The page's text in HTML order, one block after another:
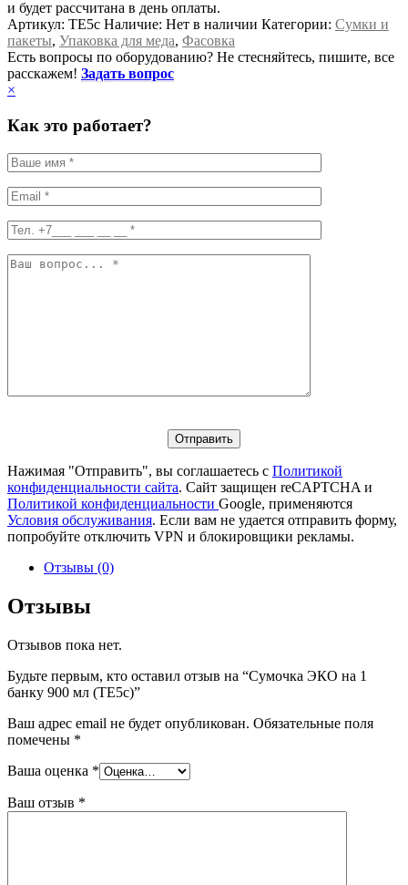
и будет рассчитана в день оплаты.
Артикул: TE5c Наличие: Нет в наличии Категории: Сумки и
пакеты, Упаковка для меда, Фасовка
Есть вопросы по оборудованию? Не стесняйтесь, пишите, все
расскажем! Задать вопрос
×
Как это работает?
Нажимая "Отправить", вы соглашаетесь с Политикой
конфиденциальности сайта. Сайт защищен reCAPTCHA и
Политикой конфиденциальности Google, применяются
Условия обслуживания. Если вам не удается отправить форму,
попробуйте отключить VPN и блокировщики рекламы.
Отзывы (0)
Отзывы
Отзывов пока нет.
Будьте первым, кто оставил отзыв на “Сумочка ЭКО на 1
банку 900 мл (TE5c)”
Ваш адрес email не будет опубликован. Обязательные поля
помечены *
Ваша оценка *
Ваш отзыв *